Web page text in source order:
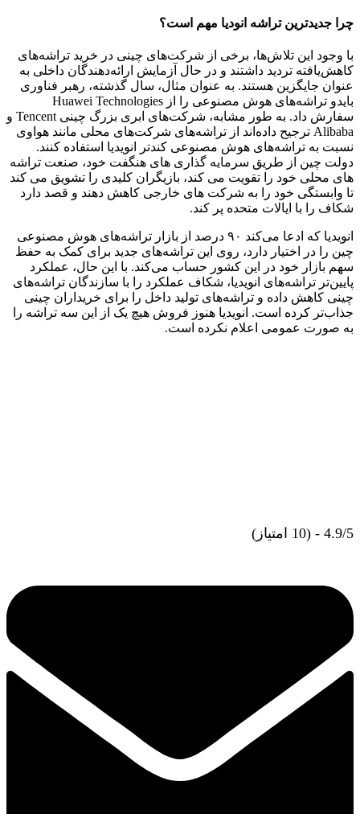
چرا جدیدترین تراشه انودیا مهم است؟
با وجود این تلاش‌ها، برخی از شرکت‌های چینی در خرید تراشه‌های
کاهش‌یافته تردید داشتند و در حال آزمایش ارائه‌دهندگان داخلی به
عنوان جایگزین هستند. به عنوان مثال، سال گذشته، رهبر فناوری
بایدو تراشه‌های هوش مصنوعی را از Huawei Technologies
سفارش داد. به طور مشابه، شرکت‌های ابری بزرگ چینی Tencent و
Alibaba ترجیح داده‌اند از تراشه‌های شرکت‌های محلی مانند هواوی
نسبت به تراشه‌های هوش مصنوعی کندتر انویدیا استفاده کنند.
دولت چین از طریق سرمایه گذاری های هنگفت خود، صنعت تراشه
های محلی خود را تقویت می کند، بازیگران کلیدی را تشویق می کند
تا وابستگی خود را به شرکت های خارجی کاهش دهند و قصد دارد
شکاف را با ایالات متحده پر کند.
انویدیا که ادعا می‌کند ۹۰ درصد از بازار تراشه‌های هوش مصنوعی
چین را در اختیار دارد، روی این تراشه‌های جدید برای کمک به حفظ
سهم بازار خود در این کشور حساب می‌کند. با این حال، عملکرد
پایین‌تر تراشه‌های انویدیا، شکاف عملکرد را با سازندگان تراشه‌های
چینی کاهش داده و تراشه‌های تولید داخل را برای خریداران چینی
جذاب‌تر کرده است. انویدیا هنوز فروش هیچ یک از این سه تراشه را
به صورت عمومی اعلام نکرده است.
4.9/5 - (10 امتیاز)